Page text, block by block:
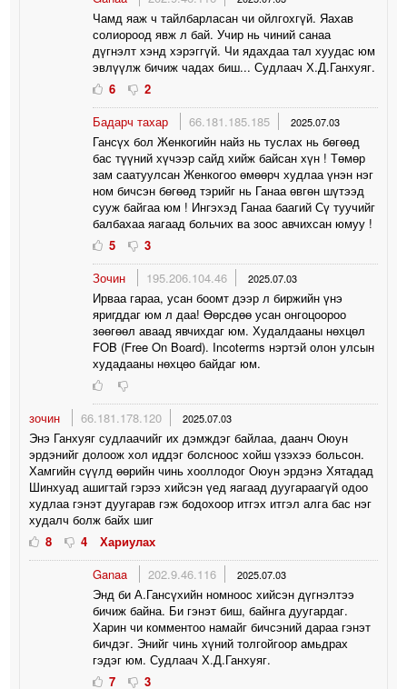
Чамд яаж ч тайлбарласан чи ойлгохгүй. Яахав
солиороод явж л бай. Учир нь чиний санаа
дүгнэлт хэнд хэрэггүй. Чи ядахдаа тал хуудас юм
эвлүүлж бичиж чадах биш... Судлаач Х.Д.Ганхуяг.
6
2
Бадарч тахар
66.181.185.185 2025.07.03
Гансүх бол Жeнкогийн найз нь туслах нь бөгөөд
бас түүний хүчээр сайд хийж байсан хүн ! Төмөр
зам саатуулсан Жeнкогоо өмөөрч худлаа үнэн нэг
ном бичсэн бөгөөд тэрийг нь Ганаа өвгөн шүтээд
сууж байгаа юм ! Ингэхэд Ганаа баагий Сү туучийг
балбахаа яагаад больчих ва зоос авчихсан юмуу !
5
3
Зочин
195.206.104.46 2025.07.03
Ирваа гараа, усан боомт дээр л биржийн үнэ
яригддаг юм л даа! Өөрсдөө усан онгоцоороо
зөөгөөл аваад явчихдаг юм. Худалдааны нөхцөл
FOB (Free On Board). Incoterms нэртэй олон улсын
худадааны нөхцөо байдаг юм.
зочин 66.181.178.120 2025.07.03
Энэ Ганхуяг судлаачийг их дэмждэг байлаа, даанч Оюун
эрдэнийг долоож хол иддэг болсноос хойш үзэхээ больсон.
Хамгийн сүүлд өөрийн чинь хооллодог Оюун эрдэнэ Хятадад
Шинхуад ашигтай гэрээ хийсэн үед яагаад дуугараагүй одоо
худлаа гэнэт дуугарав гэж бодохоор итгэх итгэл алга бас нэг
худалч болж байх шиг
8
4
Хариулах
Ganaa
202.9.46.116 2025.07.03
Энд би А.Гансүхийн номноос хийсэн дүгнэлтээ
бичиж байна. Би гэнэт биш, байнга дуугардаг.
Харин чи комментоо намайг бичсэний дараа гэнэт
бичдэг. Энийг чинь хүний толгойгоор амьдрах
гэдэг юм. Судлаач Х.Д.Ганхуяг.
7
3